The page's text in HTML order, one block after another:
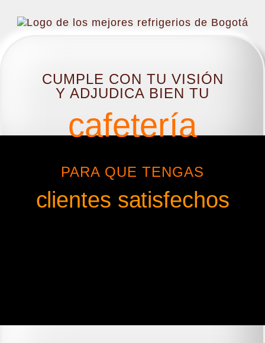
CUMPLE CON TU VISIÓN
Y ADJUDICA BIEN TU
cafetería
PARA QUE TENGAS
clientes satisfechos